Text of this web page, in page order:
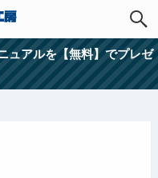
ュアルを【無料】でプレゼ